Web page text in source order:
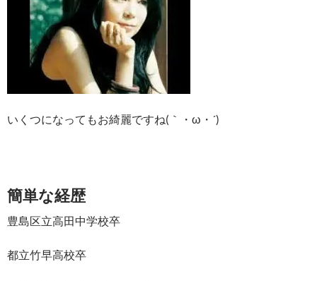
いくつになってもお綺麗ですね(｀・ω・´)ゞ
簡単な経歴
豊島区立高田中学校卒
都立竹早高校卒